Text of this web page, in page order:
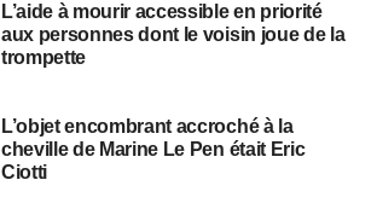
L’aide à mourir accessible en priorité
aux personnes dont le voisin joue de la
trompette
L’objet encombrant accroché à la
cheville de Marine Le Pen était Eric
Ciotti